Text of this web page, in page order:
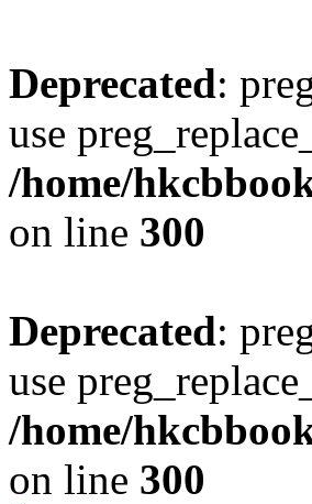
Deprecated:
use
/home/
on line 300
Deprecated:
use
/home/
on line 300